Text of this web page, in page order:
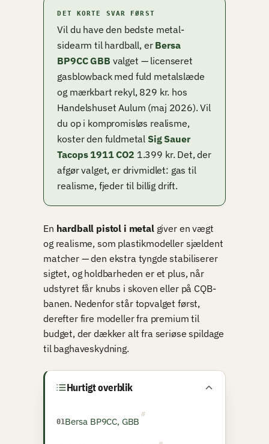
DET KORTE SVAR FØRST
Vil du have den bedste metal-
sidearm til hardball, erBersa
BP9CC GBB valget — licenseret
gasblowback med fuld metalslæde
og mærkbart rekyl, 829 kr. hos
Handelshuset Aulum (maj 2026). Vil
du op i kompromisløs realisme,
koster den fuldmetalSig Sauer
Tacops 1911 CO2 1.399 kr. Det, der
afgør valget, er drivmidlet: gas til
realisme, fjeder til billig drift.
En hardball pistol i metalgiver en vægt
og realisme, som plastikmodeller sjældent
matcher — den ekstra tyngde stabiliserer
sigtet, og holdbarheden er et plus, når
udstyret får knubs i skoven eller på CQB-
banen. Nedenfor står topvalget først,
derefter fire modeller fra premium til
budget, der dækker alt fra seriøse spildage
til baghaveskydning.
Hurtigt overblik
Bersa BP9CC, GBB